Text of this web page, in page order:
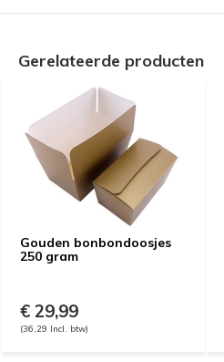
Gerelateerde producten
Gouden bonbondoosjes
250 gram
€ 29,99
(36,29 Incl. btw)